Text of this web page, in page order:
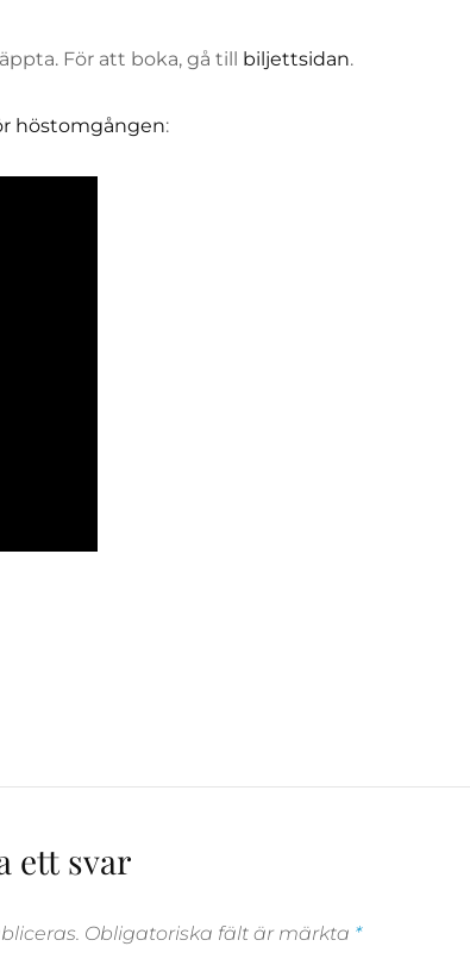
För att boka, gå till biljettsidan.
höstomgången:
ett svar
Obligatoriska fält är märkta *